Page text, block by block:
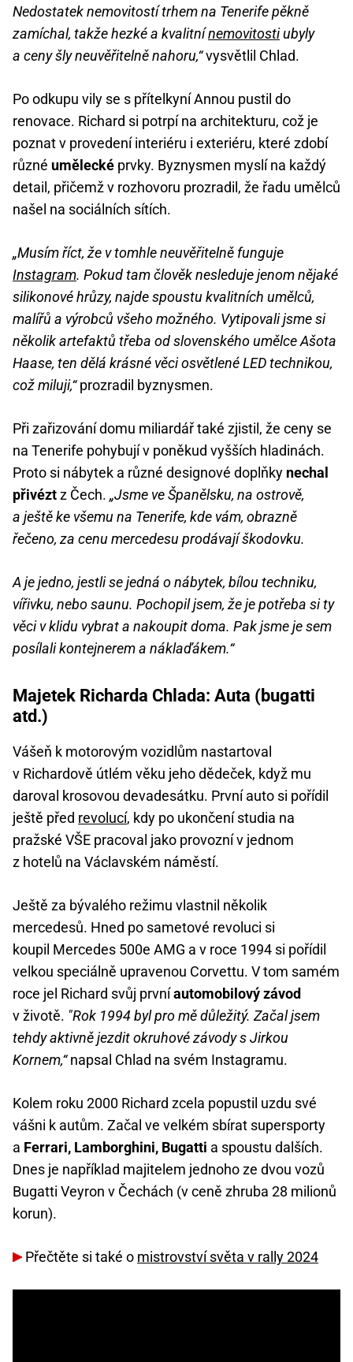
Nedostatek nemovitostí trhem na Tenerife pěkně
zamíchal, takže hezké a kvalitnínemovitostiubyly
a ceny šly neuvěřitelně nahoru,“vysvětlil Chlad.
Po odkupu vily se s přítelkyní Annou pustil do
renovace. Richard si potrpí na architekturu, což je
poznat v provedení interiéru i exteriéru, které zdobí
různé umělecké prvky. Byznysmen myslí na každý
detail, přičemž v rozhovoru prozradil, že řadu umělců
našel na sociálních sítích.
„Musím říct, že v tomhle neuvěřitelně funguje
Instagram. Pokud tam člověk nesleduje jenom nějaké
silikonové hrůzy, najde spoustu kvalitních umělců,
malířů a výrobců všeho možného. Vytipovali jsme si
několik artefaktů třeba od slovenského umělce Ašota
Haase, ten dělá krásné věci osvětlené LED technikou,
což miluji,“prozradil byznysmen.
Při zařizování domu miliardář také zjistil, že ceny se
na Tenerife pohybují v poněkud vyšších hladinách.
Proto si nábytek a různé designové doplňky nechal
přivéztz Čech. „Jsme ve Španělsku, na ostrově,
a ještě ke všemu na Tenerife, kde vám, obrazně
řečeno, za cenu mercedesu prodávají škodovku.
A je jedno, jestli se jedná o nábytek, bílou techniku,
vířivku, nebo saunu. Pochopil jsem, že je potřeba si ty
věci v klidu vybrat a nakoupit doma. Pak jsme je sem
posílali kontejnerem a náklaďákem.“
Majetek Richarda Chlada: Auta (bugatti
atd.)
Vášeň k motorovým vozidlům nastartoval
v Richardově útlém věku jeho dědeček, když mu
daroval krosovou devadesátku. První auto si pořídil
ještě před revolucí, kdy po ukončení studia na
pražské VŠE pracoval jako provozní v jednom
z hotelů na Václavském náměstí.
Ještě za bývalého režimu vlastnil několik
mercedesů. Hned po sametové revoluci si
koupil Mercedes 500e AMG a v roce 1994 si pořídil
velkou speciálně upravenou Corvettu. V tom samém
roce jel Richard svůj prvníautomobilový závod
v životě. "Rok 1994 byl pro mě důležitý. Začal jsem
tehdy aktivně jezdit okruhové závody s Jirkou
Kornem,“napsal Chlad na svém Instagramu.
Kolem roku 2000 Richard zcela popustil uzdu své
vášni k autům. Začal ve velkém sbírat supersporty
a Ferrari, Lamborghini, Bugatti a spoustu dalších.
Dnes je například majitelem jednoho ze dvou vozů
Bugatti Veyron v Čechách (v ceně zhruba 28 milionů
korun).
Přečtěte si také o mistrovství světa v rally 2024